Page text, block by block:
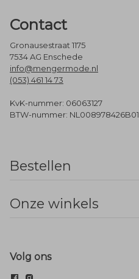
Contact
Gronausestraat 1175
7534 AG Enschede
info@mengermode.nl
(053) 461 14 73
KvK-nummer: 06063127
BTW-nummer: NL008978426B01
Bestellen
Onze winkels
Volg ons